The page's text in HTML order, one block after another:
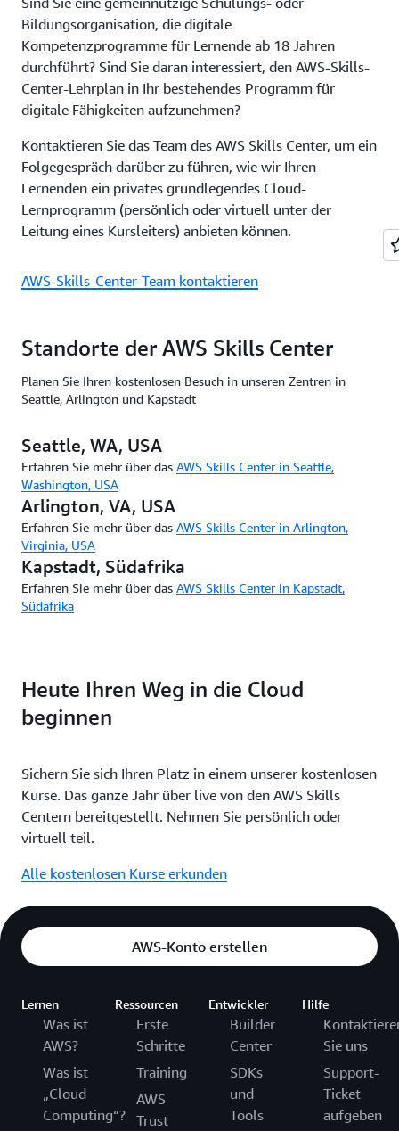
Bildungsorganisation, die digitale
Kompetenzprogramme für Lernende ab 18 Jahren
durchführt? Sind Sie daran interessiert, den AWS-Skills-
Center-Lehrplan in Ihr bestehendes Programm für
digitale Fähigkeiten aufzunehmen?
Kontaktieren Sie das Team des AWS Skills Center, um ein
Folgegespräch darüber zu führen, wie wir Ihren
Lernenden ein privates grundlegendes Cloud-
Lernprogramm (persönlich oder virtuell unter der
Leitung eines Kursleiters) anbieten können.
AWS-Skills-Center-Team kontaktieren
Standorte der AWS Skills Center
Planen Sie Ihren kostenlosen Besuch in unseren Zentren in
Seattle, Arlington und Kapstadt
Seattle, WA, USA
Erfahren Sie mehr über das AWS Skills Center in Seattle,
Washington, USA
Arlington, VA, USA
Erfahren Sie mehr über das AWS Skills Center in Arlington,
Virginia, USA
Kapstadt, Südafrika
Erfahren Sie mehr über das AWS Skills Center in Kapstadt,
Südafrika
Heute Ihren Weg in die Cloud
beginnen
Sichern Sie sich Ihren Platz in einem unserer kostenlosen
Kurse. Das ganze Jahr über live von den AWS Skills
Centern bereitgestellt. Nehmen Sie persönlich oder
virtuell teil.
Alle kostenlosen Kurse erkunden
AWS-Konto erstellen
Lernen
Was ist
AWS?
Was ist
„Cloud
Computing“?
Ressourcen
Erste
Schritte
Training
AWS
Trust
Entwickler
Builder
Center
SDKs
und
Tools
Hilfe
Sie uns
Support-
Ticket
aufgeben